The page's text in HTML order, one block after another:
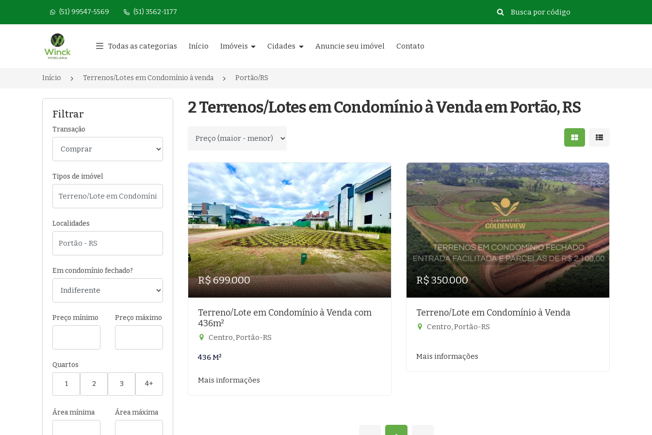
(51) 99547-5569 (51) 3562-1177
Página inicial
Todas as categorias Início Imóveis Cidades Anuncie seu imóvel Contato
Início Terrenos/Lotes em Condomínio à venda Portão/RS
Filtrar
Transação
Tipos de imóvel
Localidades
Em condomínio fechado?
Preço mínimo Preço máximo
Quartos
1 2 3 4+
Área mínima Área máxima
2 Terrenos/Lotes em Condomínio à Venda em Portão, RS
Ordenar por Mostrar resultados
Mostrar
R$ 699.000
Terreno/Lote em Condomínio à Venda com
436m²
Centro, Portão-RS
436 M²
Mais informações
R$ 350.000
Terreno/Lote em Condomínio à Venda
Centro, Portão-RS
Mais informações